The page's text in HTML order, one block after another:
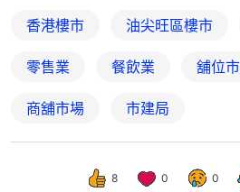
香港樓市 油尖旺區樓市
零售業 餐飲業 舖位
商舖市場 市建局
8 0 0